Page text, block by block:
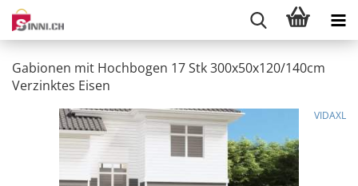
Gabionen mit Hochbogen 17 Stk 300x50x120/140cm
Verzinktes Eisen
VIDAXL